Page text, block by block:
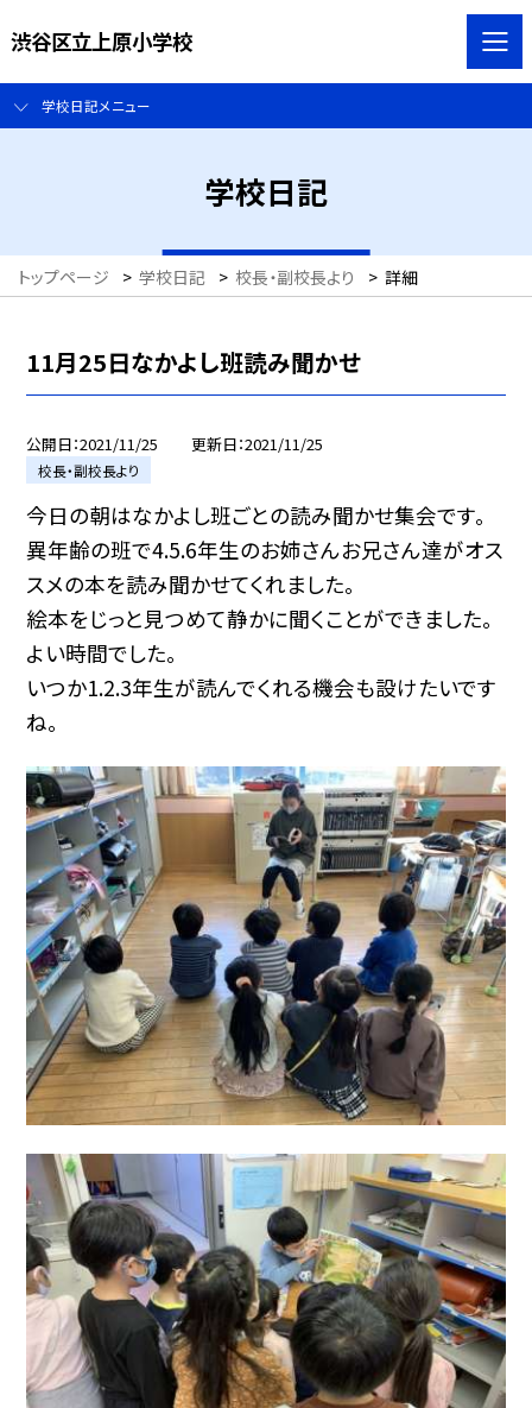
渋谷区立上原小学校
学校日記メニュー
学校日記
トップページ > 学校日記 > 校長・副校長より > 詳細
11月25日なかよし班読み聞かせ
公開日 2021/11/25 更新日 2021/11/25
校長・副校長より
今日の朝はなかよし班ごとの読み聞かせ集会です。
異年齢の班で4.5.6年生のお姉さんお兄さん達がオス
スメの本を読み聞かせてくれました。
絵本をじっと見つめて静かに聞くことができました。
よい時間でした。
いつか1.2.3年生が読んでくれる機会も設けたいです
ね。